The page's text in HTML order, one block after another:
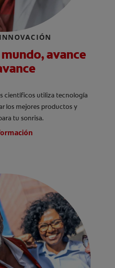
avance
científicos utiliza tecnología
los mejores productos y
tu sonrisa.